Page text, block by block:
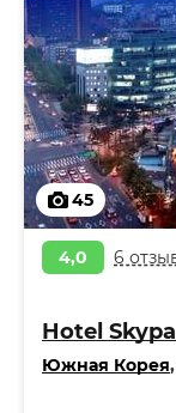
45
4,0 6
Hotel
Южная Корея,